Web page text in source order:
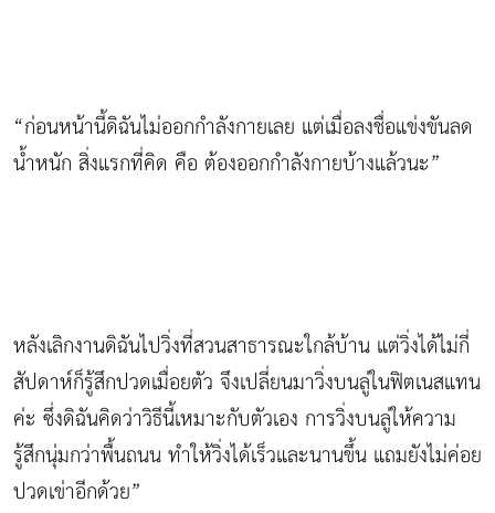
“ก่อนหน้านี้ดิฉันไม่ออกกำลังกายเลย แต่เมื่อลงชื่อแข่งขันลด
น้ำหนัก สิ่งแรกที่คิด คือ ต้องออกกำลังกายบ้างแล้วนะ”
หลังเลิกงานดิฉันไปวิ่งที่สวนสาธารณะใกล้บ้าน แต่วิ่งได้ไม่กี่
สัปดาห์ก็รู้สึกปวดเมื่อยตัว จึงเปลี่ยนมาวิ่งบนลู่ในฟิตเนสแทน
ค่ะ ซึ่งดิฉันคิดว่าวิธีนี้เหมาะกับตัวเอง การวิ่งบนลู่ให้ความ
รู้สึกนุ่มกว่าพื้นถนน ทำให้วิ่งได้เร็วและนานขึ้น แถมยังไม่ค่อย
ปวดเข่าอีกด้วย”